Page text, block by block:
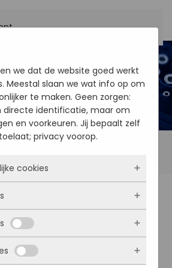
EVOC introduced the first 2" Single
the
Board
we dat de website goed werkt
Meestal slaan we wat info op om
te maken. Geen zorgen:
identificatie, maar om
en voorkeuren. Jij bepaalt zelf
privacy voorop.
cookies
ervoor dat de website
Ze zijn dus altijd actief en
uitgezet. Meestal worden
als jij iets doet, zoals
invullen of je
zien we hoe vaak onze site
waar bezoekers vandaan
pagina’s populair zijn. Zo
jouw voorkeuren.